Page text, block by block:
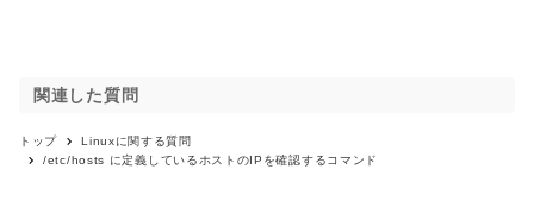
関連した質問
トップ Linuxに関する質問
/etc/hosts に定義しているホストのIPを確認するコマンド